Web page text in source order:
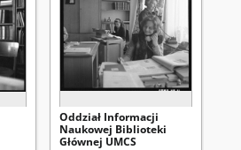
Oddział Informacji
Naukowej Biblioteki
Głównej UMCS